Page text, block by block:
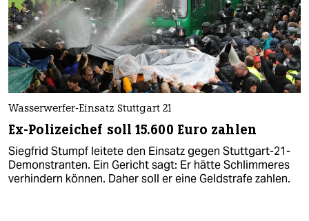
Wasserwerfer-Einsatz Stuttgart 21
Ex-Polizeichef soll 15.600 Euro zahlen
Siegfrid Stumpf leitete den Einsatz gegen Stuttgart-21-
Demonstranten. Ein Gericht sagt: Er hätte Schlimmeres
verhindern können. Daher soll er eine Geldstrafe zahlen.